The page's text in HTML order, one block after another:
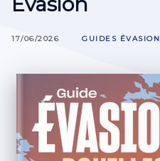
17/06/2026 GUIDES ÉVASION